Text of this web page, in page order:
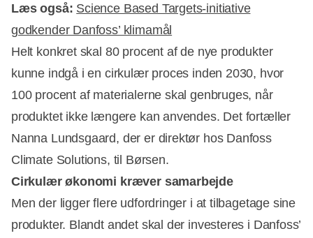
Læs også: Science Based Targets-initiative
godkender Danfoss’ klimamål
Helt konkret skal 80 procent af de nye produkter
kunne indgå i en cirkulær proces inden 2030, hvor
100 procent af materialerne skal genbruges, når
produktet ikke længere kan anvendes. Det fortæller
Nanna Lundsgaard, der er direktør hos Danfoss
Climate Solutions, til Børsen.
Cirkulær økonomi kræver samarbejde
Men der ligger flere udfordringer i at tilbagetage sine
produkter. Blandt andet skal der investeres i Danfoss’